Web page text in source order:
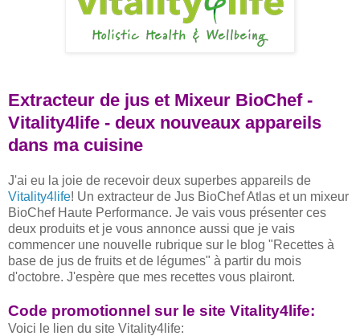
Extracteur de jus et Mixeur BioChef -
Vitality4life - deux nouveaux appareils
dans ma cuisine
J'ai eu la joie de recevoir deux superbes appareils de
Vitality4life! Un extracteur de Jus BioChef Atlas et un mixeur
BioChef Haute Performance. Je vais vous présenter ces
deux produits et je vous annonce aussi que je vais
commencer une nouvelle rubrique sur le blog "Recettes à
base de jus de fruits et de légumes" à partir du mois
d'octobre. J'espère que mes recettes vous plairont.
Code promotionnel sur le site Vitality4life:
Voici le lien du site Vitality4life: